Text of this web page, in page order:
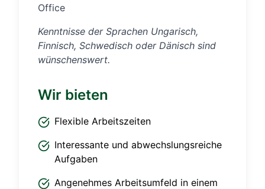
Office
Kenntnisse der Sprachen Ungarisch,
Finnisch, Schwedisch oder Dänisch sind
wünschenswert.
Wir bieten
Flexible Arbeitszeiten
Interessante und abwechslungsreiche
Aufgaben
Angenehmes Arbeitsumfeld in einem